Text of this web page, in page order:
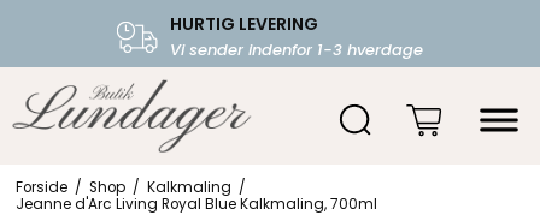
HURTIG LEVERING
Vi sender indenfor 1-3 hverdage
FRI FRAGT OVER 599.-
Starter fra 39,-
Forside / Shop / Kalkmaling /
Jeanne d'Arc Living Royal Blue Kalkmaling, 700ml